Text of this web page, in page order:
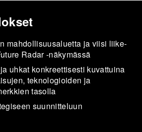
mah­dol­li­suusa­luet­ta ja viisi lii­ke­
Radar -​näkymässä
uhkat kon­kreet­ti­ses­ti ku­vat­tui­na
tek­no­lo­gioi­den ja
ta­sol­la
suun­nit­te­luun